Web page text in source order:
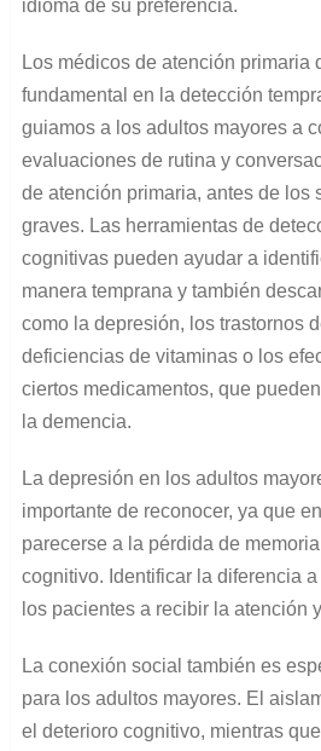
idioma de su preferencia.
Los médicos de atención primaria
fundamental en la detección
guiamos a los adultos mayores a
evaluaciones de rutina y
de atención primaria, antes de los
graves. Las herramientas de
cognitivas pueden ayudar a
manera temprana y también
como la depresión, los trastornos
deficiencias de vitaminas o los
ciertos medicamentos, que
la demencia.
La depresión en los adultos
importante de reconocer, ya que
parecerse a la pérdida de
cognitivo. Identificar la diferencia
los pacientes a recibir la atención
La conexión social también es
para los adultos mayores. El
el deterioro cognitivo, mientras